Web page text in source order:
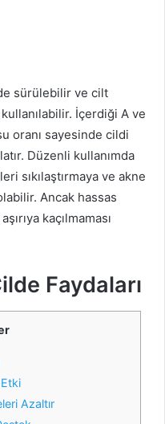
sürülebilir ve cilt
İçerdiği A ve
oranı sayesinde cildi
Düzenli kullanımda
sıkılaştırmaya ve akne
Ancak hassas
kaçılmaması
Faydaları
Azaltır